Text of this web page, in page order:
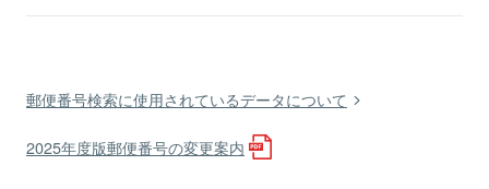
郵便番号検索に使用されているデータについて
2025年度版郵便番号の変更案内